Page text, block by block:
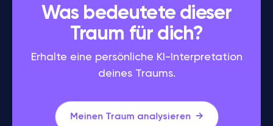
Was bedeutete dieser
Traum für dich?
Erhalte eine persönliche KI-Interpretation
deines Traums.
Meinen Traum analysieren